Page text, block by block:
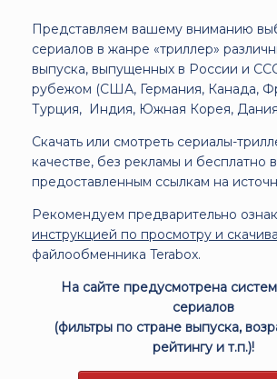
Представляем вашему вниманию
сериалов в жанре «триллер»
выпуска, выпущенных в России и
рубежом (США, Германия, Канада,
Турция, Индия, Южная Корея,
Скачать или смотреть сериалы-
качестве, без рекламы и бесплатно
предоставленным ссылкам на
Рекомендуем предварительно
инструкцией по просмотру и
файлообменника Terabox.
На сайте предусмотрена
сериалов
(фильтры по стране выпуска,
рейтингу и т.п.)!